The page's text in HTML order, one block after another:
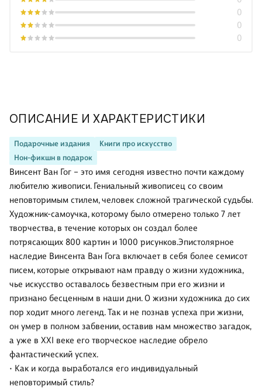
ОПИСАНИЕ И ХАРАКТЕРИСТИКИ
Подарочные издания
Книги про искусство
Нон-фикшн в подарок
Винсент Ван Гог – это имя сегодня известно почти каждому
любителю живописи. Гениальный живописец со своим
неповторимым стилем, человек сложной трагической судьбы.
Художник-самоучка, которому было отмерено только 7 лет
творчества, в течение которых он создал более
потрясающих 800 картин и 1000 рисунков.Эпистолярное
наследие Винсента Ван Гога включает в себя более семисот
писем, которые открывают нам правду о жизни художника,
чье искусство оставалось безвестным при его жизни и
признано бесценным в наши дни. О жизни художника до сих
пор ходит много легенд. Так и не познав успеха при жизни,
он умер в полном забвении, оставив нам множество загадок,
а уже в XXI веке его творческое наследие обрело
фантастический успех.
• Как и когда выработался его индивидуальный
неповторимый стиль?
0
0
0